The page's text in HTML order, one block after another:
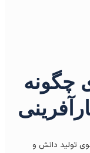
دانش و